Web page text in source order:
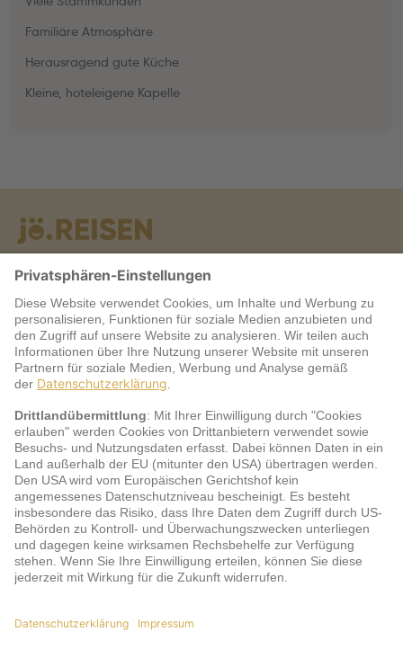
Familiäre Atmosphäre
Herausragend gute Küche
Kleine, hoteleigene Kapelle
Warum jö?
Service
jö Bonus Club Partner
Zahlungsarten & Sicherheit